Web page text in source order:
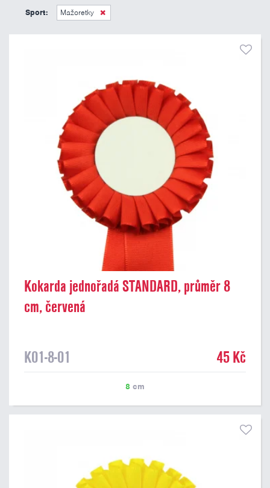
45 Kč
Sport: Mažoretky
Kokarda jednořadá STANDARD, průměr 8
cm, červená
K01-8-01 45 Kč
8 cm